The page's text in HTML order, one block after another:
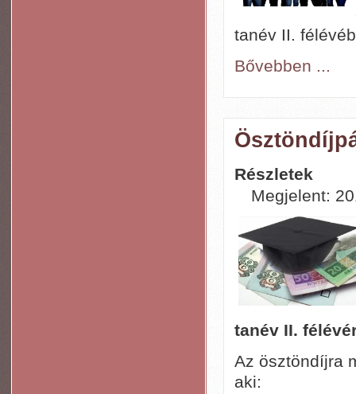
tanév II.
Bővebben ...
Részletek
Megjelent:
tanév II.
Az ösztöndíjra
aki: